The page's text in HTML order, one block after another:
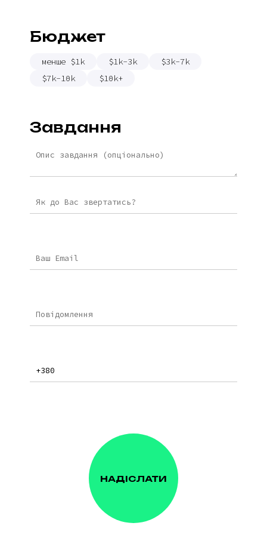
Бюджет
менше $1k $1k-3k
$3k-7k
$7k-10k
$10k+
Завдання
НАДІСЛАТИ